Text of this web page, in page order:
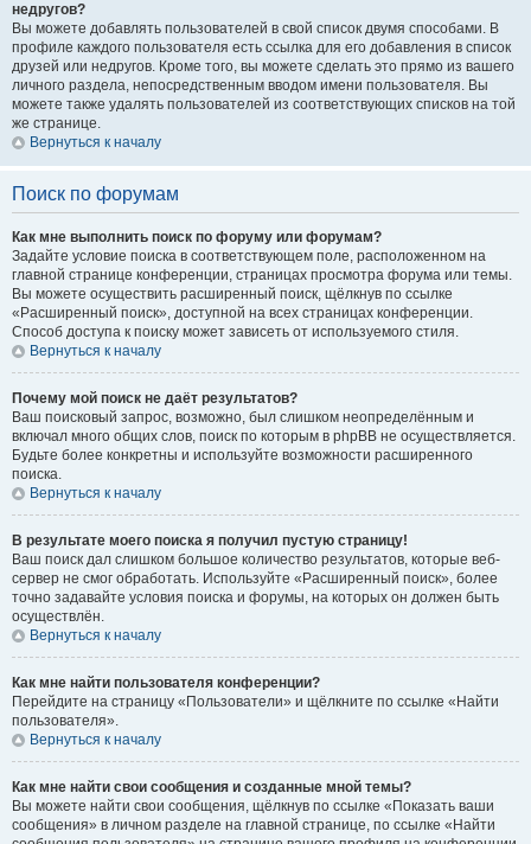
недругов?
Вы можете добавлять пользователей в свой список двумя способами. В
профиле каждого пользователя есть ссылка для его добавления в список
друзей или недругов. Кроме того, вы можете сделать это прямо из вашего
личного раздела, непосредственным вводом имени пользователя. Вы
можете также удалять пользователей из соответствующих списков на той
же странице.
Вернуться к началу
Поиск по форумам
Как мне выполнить поиск по форуму или форумам?
Задайте условие поиска в соответствующем поле, расположенном на
главной странице конференции, страницах просмотра форума или темы.
Вы можете осуществить расширенный поиск, щёлкнув по ссылке
«Расширенный поиск», доступной на всех страницах конференции.
Способ доступа к поиску может зависеть от используемого стиля.
Вернуться к началу
Почему мой поиск не даёт результатов?
Ваш поисковый запрос, возможно, был слишком неопределённым и
включал много общих слов, поиск по которым в phpBB не осуществляется.
Будьте более конкретны и используйте возможности расширенного
поиска.
Вернуться к началу
В результате моего поиска я получил пустую страницу!
Ваш поиск дал слишком большое количество результатов, которые веб-
сервер не смог обработать. Используйте «Расширенный поиск», более
точно задавайте условия поиска и форумы, на которых он должен быть
осуществлён.
Вернуться к началу
Как мне найти пользователя конференции?
Перейдите на страницу «Пользователи» и щёлкните по ссылке «Найти
пользователя».
Вернуться к началу
Как мне найти свои сообщения и созданные мной темы?
Вы можете найти свои сообщения, щёлкнув по ссылке «Показать ваши
сообщения» в личном разделе на главной странице, по ссылке «Найти